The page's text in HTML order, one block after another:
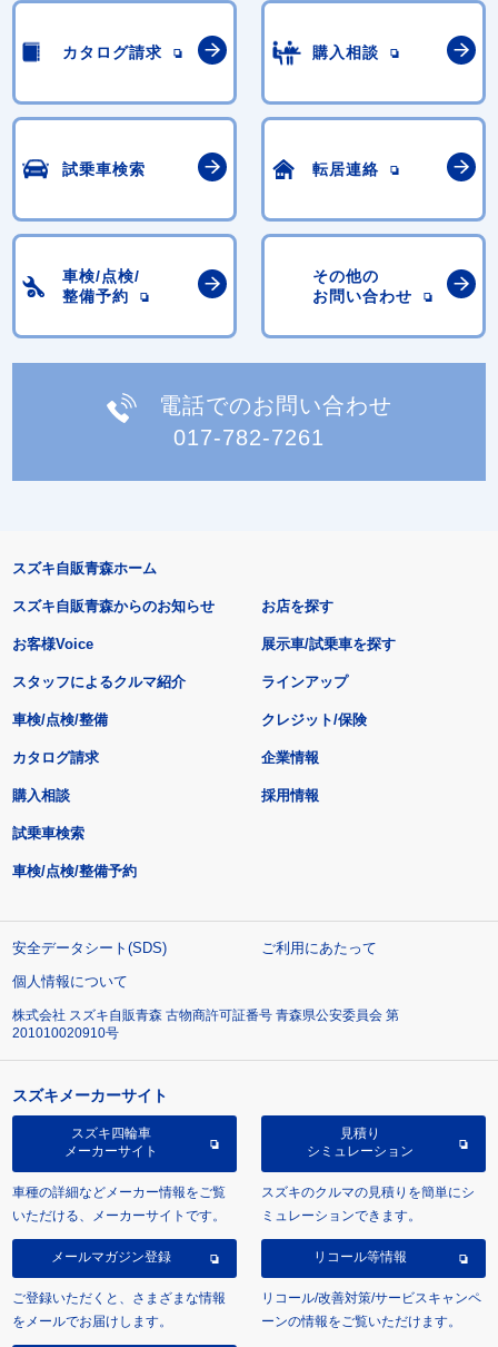
カタログ請求 購入相談
試乗車検索 転居連絡
車検/点検/
整備予約
その他の
お問い合わせ
電話でのお問い合わせ
017-782-7261
スズキ自販青森ホーム
スズキ自販青森からのお知らせ
お客様Voice
スタッフによるクルマ紹介
お店を探す
展示車/試乗車を探す
ラインアップ
車検/点検/整備 クレジット/保険
カタログ請求
購入相談
試乗車検索
車検/点検/整備予約
企業情報
採用情報
安全データシート(SDS)
ご利用にあたって
個人情報について
株式会社 スズキ自販青森 古物商許可証番号 青森県公安委員会 第
201010020910号
スズキメーカーサイト
スズキ四輪車
メーカーサイト
車種の詳細などメーカー情報をご覧
いただける、メーカーサイトです。
見積り
シミュレーション
スズキのクルマの見積りを簡単にシ
ミュレーションできます。
メールマガジン登録
ご登録いただくと、さまざまな情報
をメールでお届けします。
リコール等情報
リコール/改善対策/サービスキャンペ
ーンの情報をご覧いただけます。